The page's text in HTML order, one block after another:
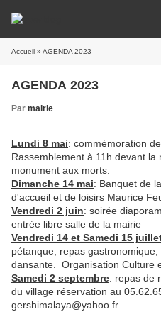
Accueil » AGENDA 2023
AGENDA 2023
Par mairie
Lundi 8 mai: commémoration
Rassemblement à 11h devant
monument aux morts.
Dimanche 14 mai: Banquet de
d'accueil et de loisirs Maurice
Vendredi 2 juin: soirée
entrée libre salle de la mairie
Vendredi 14 et Samedi 15
pétanque, repas
dansante. Organisation Culture
Samedi 2 septembre: repas de
du village réservation au
gershimalaya@yahoo.fr